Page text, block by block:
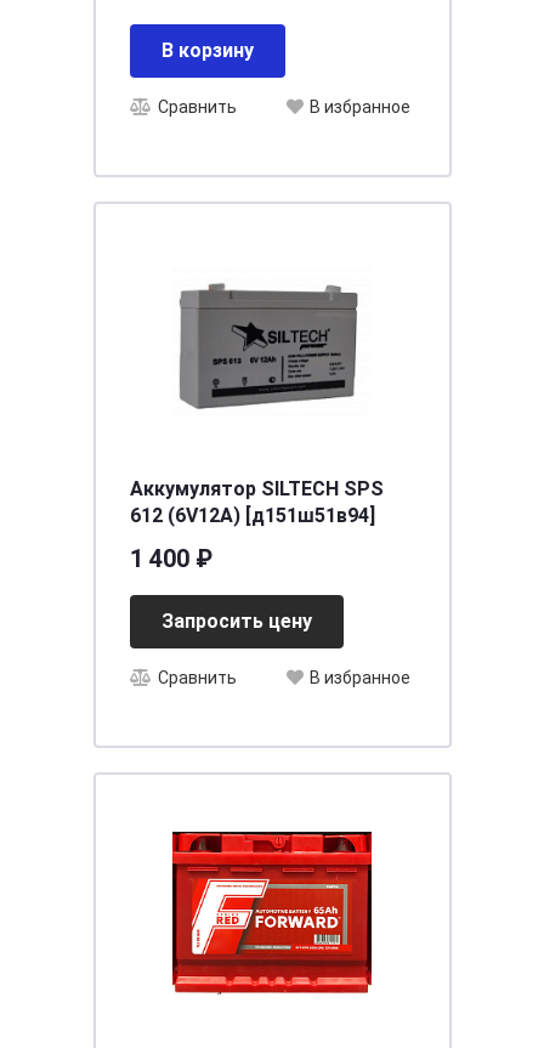
В корзину
Сравнить В избранное
Аккумулятор SILTECH SPS
612 (6V12A) [д151ш51в94]
1 400 ₽
Запросить цену
Сравнить В избранное